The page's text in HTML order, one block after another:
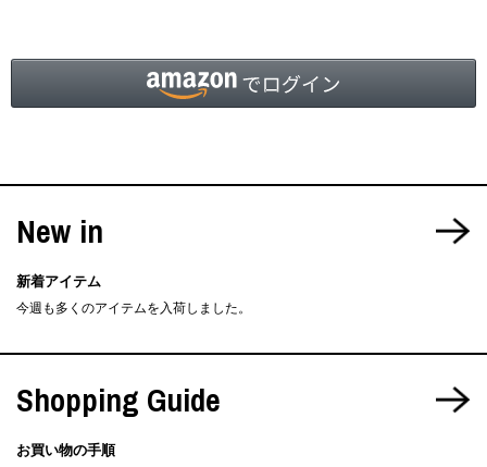
New in
新着アイテム
今週も多くのアイテムを入荷しました。
Shopping Guide
お買い物の手順